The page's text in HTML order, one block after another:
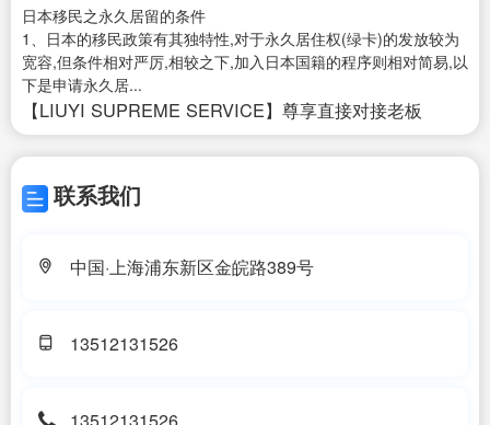
日本移民之永久居留的条件
1、日本的移民政策有其独特性,对于永久居住权(绿卡)的发放较为
宽容,但条件相对严厉,相较之下,加入日本国籍的程序则相对简易,以
下是申请永久居...
【LIUYI SUPREME SERVICE】尊享直接对接老板
联系我们
中国·上海浦东新区金皖路389号
13512131526